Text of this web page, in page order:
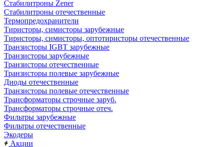
Стабилитроны Zener
Стабилитроны отечественные
Термопредохранители
Тиристоры, симисторы зарубежные
Тиристоры, симисторы, оптотиристоры отечественные
Транзисторы IGBT зарубежные
Транзисторы зарубежные
Транзисторы отечественные
Транзисторы полевые зарубежные
Диоды отечественные
Транзисторы полевые отечественные
Трансформаторы строчные заруб.
Трансформаторы строчные отеч.
Фильтры зарубежные
Фильтры отечественные
Экодеры
Акции